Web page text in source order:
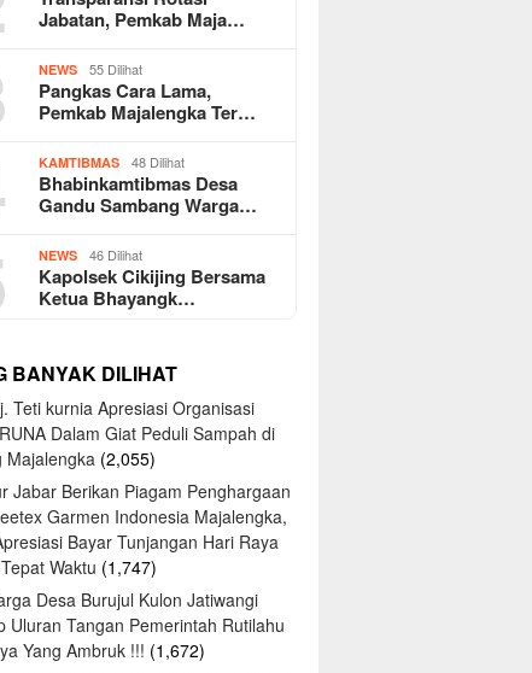
Jabatan, Pemkab Maja…
NEWS 55 Dilihat
Pangkas Cara Lama,
Pemkab Majalengka Ter…
KAMTIBMAS 48 Dilihat
Bhabinkamtibmas Desa
Gandu Sambang Warga…
NEWS 46 Dilihat
Kapolsek Cikijing Bersama
Ketua Bhayangk…
BANYAK DILIHAT
Teti kurnia Apresiasi Organisasi
Dalam Giat Peduli Sampah di
Majalengka (2,055)
Jabar Berikan Piagam Penghargaan
Garmen Indonesia Majalengka,
Bayar Tunjangan Hari Raya
Waktu (1,747)
Desa Burujul Kulon Jatiwangi
Uluran Tangan Pemerintah Rutilahu
Yang Ambruk !!! (1,672)